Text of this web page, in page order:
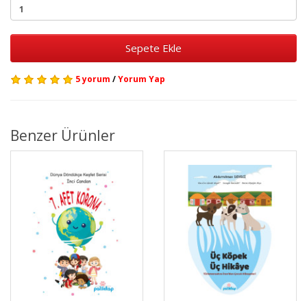
Sepete Ekle
5 yorum /Yorum Yap
Benzer Ürünler